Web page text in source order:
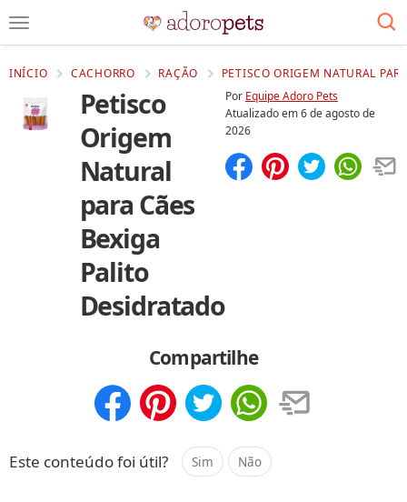
INÍCIO CACHORRO RAÇÃO PETISCO ORIGEM NATURAL
Petisco
Origem
Natural
para Cães
Bexiga
Palito
Desidratado
Por Equipe Adoro Pets
Atualizado em6 de agosto de
2026
Compartilhe
Este conteúdo foi útil? Sim Não